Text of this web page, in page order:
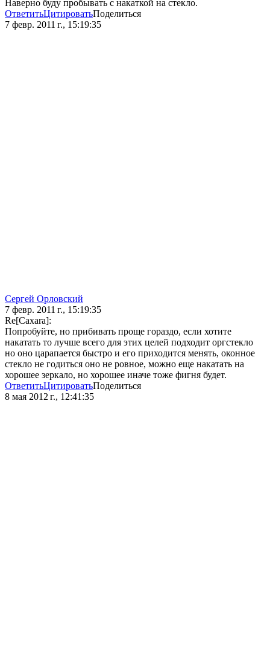
Наверно буду пробывать с накаткой на стекло.
ОтветитьЦитироватьПоделиться
7 февр. 2011 г., 15:19:35
Сергей Орловский
7 февр. 2011 г., 15:19:35
Re[Caxara]:
Попробуйте, но прибивать проще гораздо, если хотите
накатать то лучше всего для этих целей подходит оргстекло
но оно царапается быстро и его приходится менять, оконное
стекло не годиться оно не ровное, можно еще накатать на
хорошее зеркало, но хорошее иначе тоже фигня будет.
ОтветитьЦитироватьПоделиться
8 мая 2012 г., 12:41:35